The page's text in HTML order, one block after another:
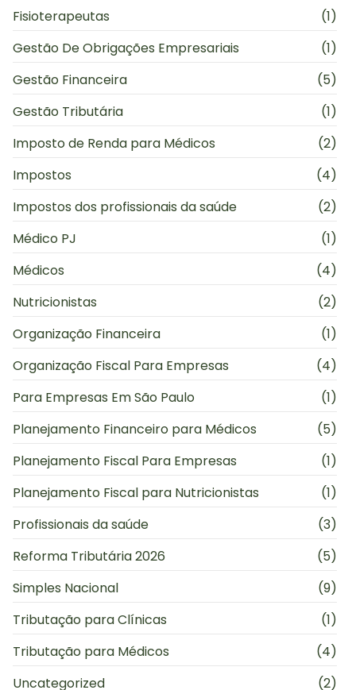
Fisioterapeutas
(1)
Gestão De Obrigações Empresariais
(1)
Gestão Financeira
(5)
Gestão Tributária
(1)
Imposto de Renda para Médicos
(2)
Impostos
(4)
Impostos dos profissionais da saúde
(2)
Médico PJ
(1)
Médicos
(4)
Nutricionistas
(2)
Organização Financeira
(1)
Organização Fiscal Para Empresas
(4)
Para Empresas Em São Paulo
(1)
Planejamento Financeiro para Médicos
(5)
Planejamento Fiscal Para Empresas
(1)
Planejamento Fiscal para Nutricionistas
(1)
Profissionais da saúde
(3)
Reforma Tributária 2026
(5)
Simples Nacional
(9)
Tributação para Clínicas
(1)
Tributação para Médicos
(4)
Uncategorized
(2)